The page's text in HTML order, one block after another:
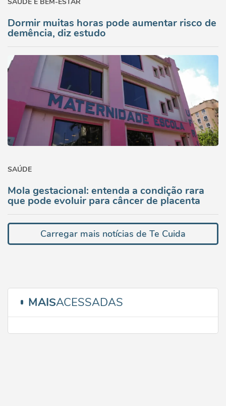
Dormir muitas horas pode aumentar risco de
demência, diz estudo
SAÚDE
Mola gestacional: entenda a condição rara
que pode evoluir para câncer de placenta
Carregar mais notícias de Te Cuida
MAISACESSADAS